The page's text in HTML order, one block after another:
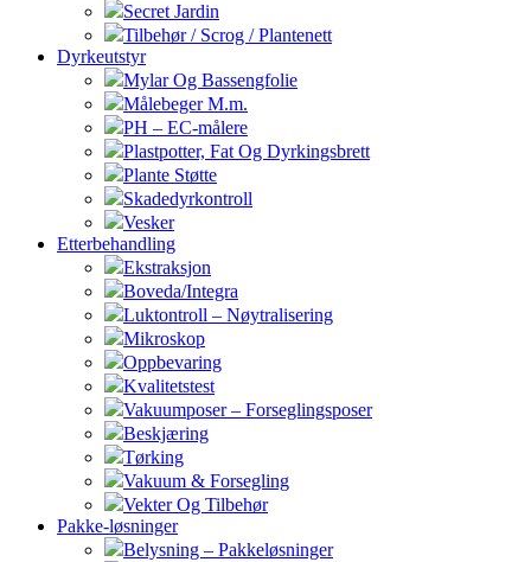
Secret Jardin
Tilbehør / Scrog / Plantenett
Dyrkeutstyr
Mylar Og Bassengfolie
Målebeger M.m.
PH – EC-målere
Plastpotter, Fat Og Dyrkingsbrett
Plante Støtte
Skadedyrkontroll
Vesker
Etterbehandling
Ekstraksjon
Boveda/Integra
Luktontroll – Nøytralisering
Mikroskop
Oppbevaring
Kvalitetstest
Vakuumposer – Forseglingsposer
Beskjæring
Tørking
Vakuum & Forsegling
Vekter Og Tilbehør
Pakke-løsninger
Belysning – Pakkeløsninger